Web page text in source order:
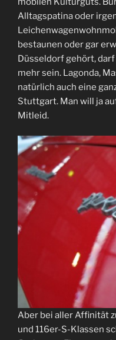
Alltagspatina oder
bestaunen oder gar
Düsseldorf gehört,
mehr sein. Lagonda,
natürlich auch eine
Stuttgart. Man will ja
Mitleid.
Aber bei aller Affinität
und 116er-S-Klassen